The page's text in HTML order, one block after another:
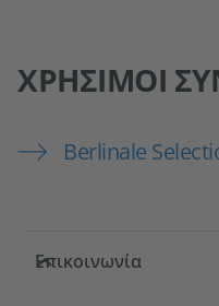
ΧΡΉΣΙΜΟΙ
Berlinale
Service- und
Επικοινωνία